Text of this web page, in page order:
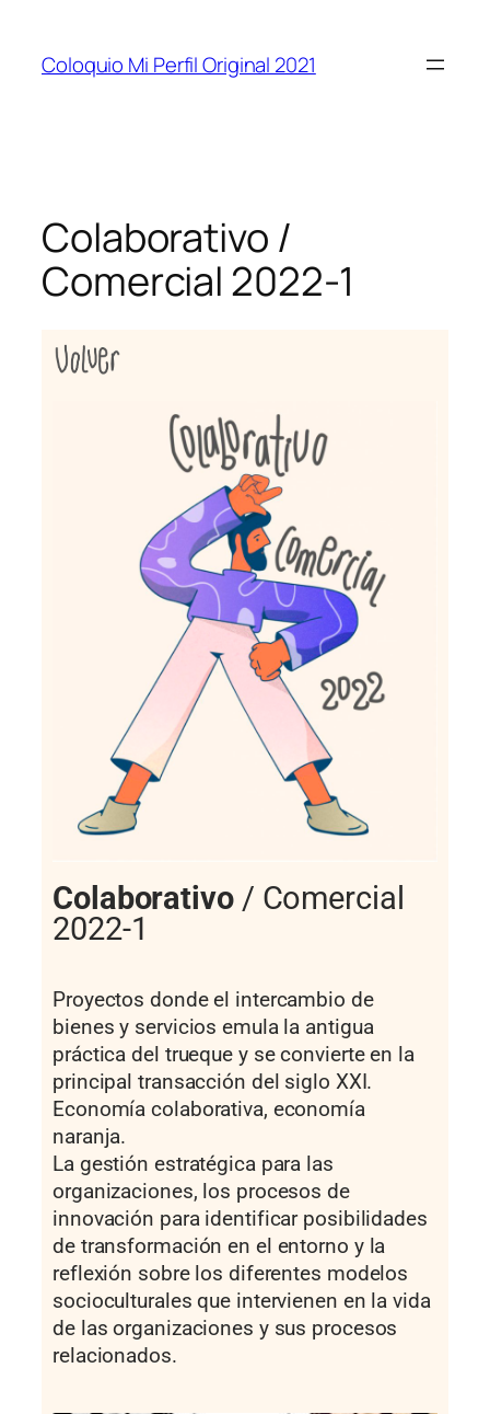
Coloquio Mi Perfil Original 2021
Colaborativo /
Comercial 2022-1
Colaborativo/ Comercial
2022-1
Proyectos donde el intercambio de
bienes y servicios emula la antigua
práctica del trueque y se convierte en la
principal transacción del siglo XXI.
Economía colaborativa, economía
naranja.
La gestión estratégica para las
organizaciones, los procesos de
innovación para identificar posibilidades
de transformación en el entorno y la
reflexión sobre los diferentes modelos
socioculturales que intervienen en la vida
de las organizaciones y sus procesos
relacionados.